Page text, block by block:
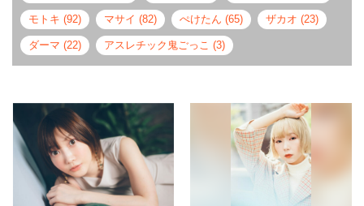
モトキ (92) マサイ (82) ぺけたん (65) ザカオ (23)
ダーマ (22) アスレチック鬼ごっこ (3)